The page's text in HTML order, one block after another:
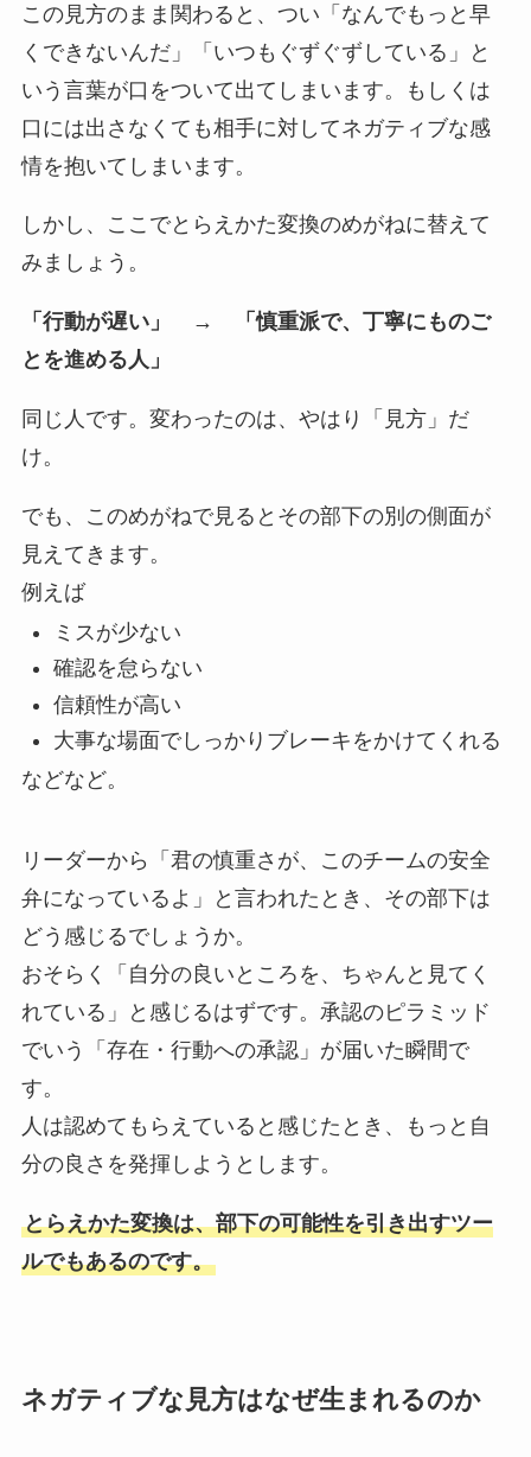
この見方のまま関わると、つい「なんでもっと早
くできないんだ」「いつもぐずぐずしている」と
いう言葉が口をついて出てしまいます。もしくは
口には出さなくても相手に対してネガティブな感
情を抱いてしまいます。
しかし、ここでとらえかた変換のめがねに替えて
みましょう。
「行動が遅い」 → 「慎重派で、丁寧にものご
とを進める人」
同じ人です。変わったのは、やはり「見方」だ
け。
でも、このめがねで見るとその部下の別の側面が
見えてきます。
例えば
ミスが少ない
確認を怠らない
信頼性が高い
大事な場面でしっかりブレーキをかけてくれる
などなど。
リーダーから「君の慎重さが、このチームの安全
弁になっているよ」と言われたとき、その部下は
どう感じるでしょうか。
おそらく「自分の良いところを、ちゃんと見てく
れている」と感じるはずです。承認のピラミッド
でいう「存在・行動への承認」が届いた瞬間で
す。
人は認めてもらえていると感じたとき、もっと自
分の良さを発揮しようとします。
とらえかた変換は、部下の可能性を引き出すツー
ルでもあるのです。
ネガティブな見方はなぜ生まれるのか